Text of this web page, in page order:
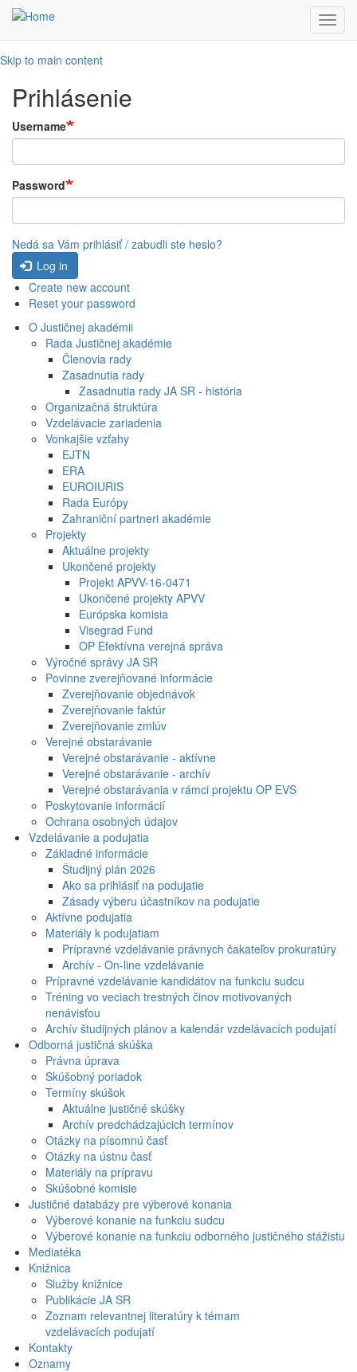
Skip to main content
Prihlásenie
Username
Password
Nedá sa Vám prihlásiť / zabudli ste heslo?
Log in
Create new account
Reset your password
O Justičnej akadémii
Rada Justičnej akadémie
Členovia rady
Zasadnutia rady
Zasadnutia rady JA SR - história
Organizačná štruktúra
Vzdelávacie zariadenia
Vonkajšie vzťahy
EJTN
ERA
EUROIURIS
Rada Európy
Zahraniční partneri akadémie
Projekty
Aktuálne projekty
Ukončené projekty
Projekt APVV-16-0471
Ukončené projekty APVV
Európska komisia
Visegrad Fund
OP Efektívna verejná správa
Výročné správy JA SR
Povinne zverejňované informácie
Zverejňovanie objednávok
Zverejňovanie faktúr
Zverejňovanie zmlúv
Verejné obstarávanie
Verejné obstarávanie - aktívne
Verejné obstarávanie - archív
Verejné obstarávania v rámci projektu OP EVS
Poskytovanie informácií
Ochrana osobných údajov
Vzdelávanie a podujatia
Základné informácie
Študijný plán 2026
Ako sa prihlásiť na podujatie
Zásady výberu účastníkov na podujatie
Aktívne podujatia
Materiály k podujatiam
Prípravné vzdelávanie právnych čakateľov prokuratúry
Archív - On-line vzdelávanie
Prípravné vzdelávanie kandidátov na funkciu sudcu
Tréning vo veciach trestných činov motivovaných
nenávisťou
Archív študijných plánov a kalendár vzdelávacích podujatí
Odborná justičná skúška
Právna úprava
Skúšobný poriadok
Termíny skúšok
Aktuálne justičné skúšky
Archív predchádzajúcich termínov
Otázky na písomnú časť
Otázky na ústnu časť
Materiály na prípravu
Skúšobné komisie
Justičné databázy pre výberové konania
Výberové konanie na funkciu sudcu
Výberové konanie na funkciu odborného justičného stážistu
Mediatéka
Knižnica
Služby knižnice
Publikácie JA SR
Zoznam relevantnej literatúry k témam
vzdelávacích podujatí
Kontakty
Oznamy